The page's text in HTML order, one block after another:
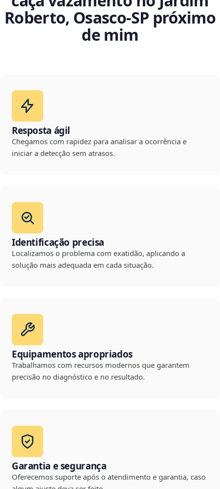
Roberto, Osasco‑SP próximo
de mim
Resposta ágil
Chegamos com rapidez para analisar a ocorrência e
iniciar a detecção sem atrasos.
Identificação precisa
Localizamos o problema com exatidão, aplicando a
solução mais adequada em cada situação.
Equipamentos apropriados
Trabalhamos com recursos modernos que garantem
precisão no diagnóstico e no resultado.
Garantia e segurança
Oferecemos suporte após o atendimento e garantia, caso